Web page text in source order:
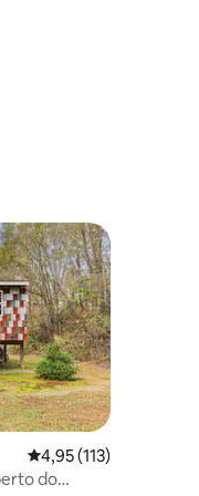
4,95 de uma avaliação
4,95 (113)
do